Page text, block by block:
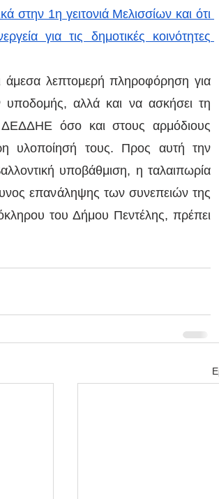
στην 1η γειτονιά Μελισσίων και ότι
για τις δημοτικές κοινότητες
άμεσα λεπτομερή πληροφόρηση για
αλλά και να ασκήσει τη
όσο και στους αρμόδιους
υλοποίησή τους. Προς αυτή την
υποβάθμιση, η ταλαιπωρία
επανάληψης των συνεπειών της
του Δήμου Πεντέλης, πρέπει